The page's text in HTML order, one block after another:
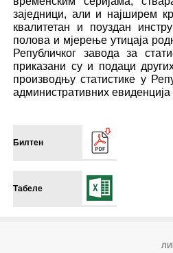
заједници, али и најширем
квалитетан и поуздан
полова и мјерење утицаја
Републичког завода за
приказани су и подаци
производњу статистике у
административних
Билтен
Табеле